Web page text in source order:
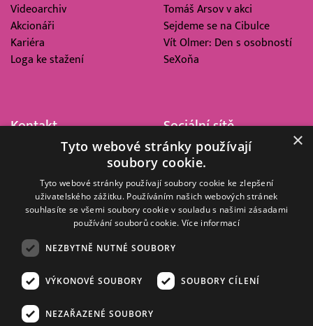
Videoarchiv
Akcionáři
Kariéra
Loga ke stažení
Tomáš Arsov v akci
Sejdeme se na Cibulce
Vít Olmer: Den s osobností
SeXoňa
Kontakt
Barrandov Televizní Studio,
Kříženeckého nám. 322
152 00 Praha 5
IČ 416 93 311
Sociální sítě
© 2008–2026 EMPRESA MEDIA, a.s. Všechna práva vyhrazena.
Zásady ochrany osobních a dalších zpracovávaných údajů
×
Tyto webové stránky používají
soubory cookie.
Tyto webové stránky používají soubory cookie ke zlepšení
uživatelského zážitku. Používáním našich webových stránek
souhlasíte se všemi soubory cookie v souladu s našimi zásadami
používání souborů cookie. Více informací
NEZBYTNĚ NUTNÉ SOUBORY
VÝKONOVÉ SOUBORY SOUBORY CÍLENÍ
NEZAŘAZENÉ SOUBORY